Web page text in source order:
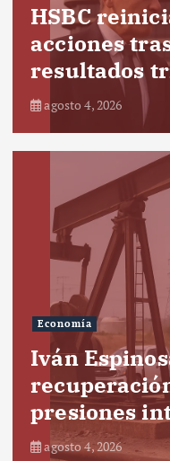
HSBC
acciones
resultados
agosto 4, 2026
Economía
Iván
presiones
agosto 4, 2026